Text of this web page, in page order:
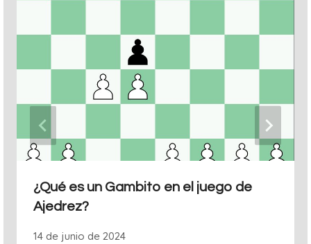
¿Qué es un Gambito en el juego de
Ajedrez?
14 de junio de 2024